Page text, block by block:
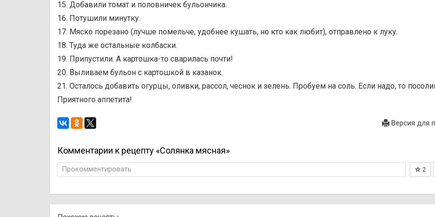
15. Добавили томат и половничек бульончика.
16. Потушили минутку.
17. Мяско порезано (лучше помельче, удобнее кушать, но кто как любит), отправлено к луку.
18. Туда же остальные колбаски.
19. Припустили. А картошка-то сварилась почти!
20. Выливаем бульон с картошкой в казанок.
21. Осталось добавить огурцы, оливки, рассол, чеснок и зелень. Пробуем на соль. Если надо, то
Приятного аппетита!
Версия для
Комментарии к рецепту «Солянка мясная»
2
Прокомментировать